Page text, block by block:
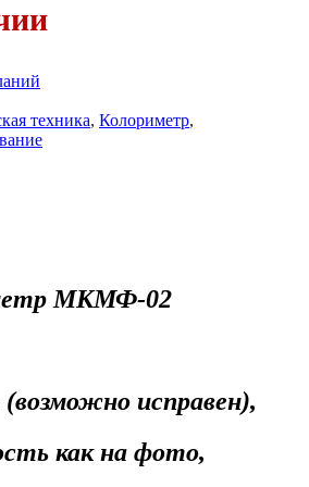
техника, Колориметр,
МКМФ-02
исправен),
как на фото,